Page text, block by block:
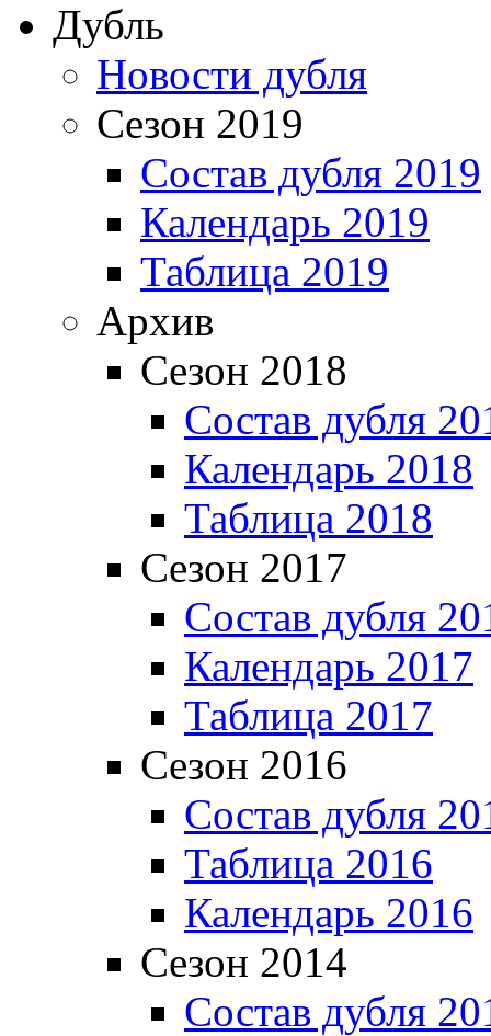
Дубль
Новости дубля
Сезон 2019
Состав дубля 2019
Календарь 2019
Таблица 2019
Архив
Сезон 2018
Состав дубля
Календарь 2018
Таблица 2018
Сезон 2017
Состав дубля
Календарь 2017
Таблица 2017
Сезон 2016
Состав дубля
Таблица 2016
Календарь 2016
Сезон 2014
Состав дубля